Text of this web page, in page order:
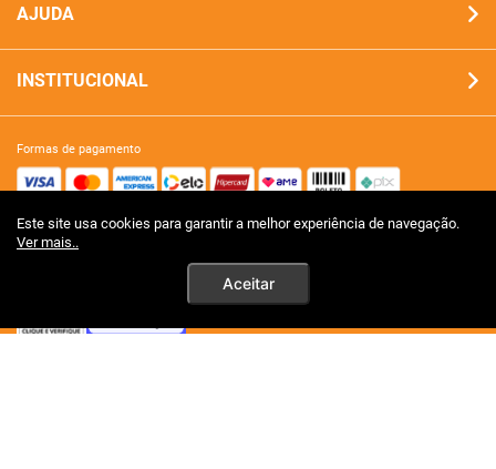
Este site usa cookies para garantir a melhor experiência de navegação.
Ver mais..
Aceitar
AJUDA
INSTITUCIONAL
formas de pagamento
site 100% seguro